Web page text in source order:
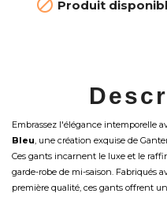
 Produit
Embrassez l'élégance intemporelle
Bleu, une création exquise de
Ces gants incarnent le luxe et le
garde-robe de mi-saison. Fabriqués
première qualité, ces gants offrent